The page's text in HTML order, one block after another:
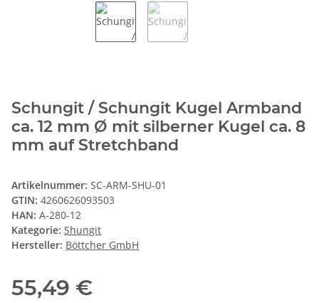
Schungit / Schungit Kugel Armband
ca. 12 mm Ø mit silberner Kugel ca. 8
mm auf Stretchband
Artikelnummer: SC-ARM-SHU-01
GTIN: 4260626093503
HAN: A-280-12
Kategorie: Shungit
Hersteller: Böttcher GmbH
55,49 €